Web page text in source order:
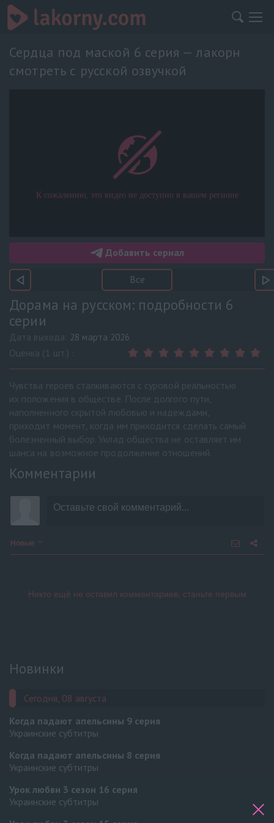
Сердца под маской 6 серия — лакорн
смотреть с русской озвучкой
Добавить сериал
Все
Дорама на русском: подробности 6
серии
Дата выхода: 28 марта 2026
Оценка (1 шт.) :
Чувства героев сталкиваются с суровой реальностью
их положения в обществе. После долгого пути,
наполненного скрытой любовью и надеждами,
приходит момент, когда им приходится сделать самый
болезненный выбор. Уклад общества не оставляет им
шанса на возможное продолжение отношений.
Комментарии
Новые
Новинки
Сегодня, 08 августа
Когда падают апельсины 9 серия
Украинские субтитры
Когда падают апельсины 8 серия
Украинские субтитры
Урок любви 3 сезон 16 серия
Украинские субтитры